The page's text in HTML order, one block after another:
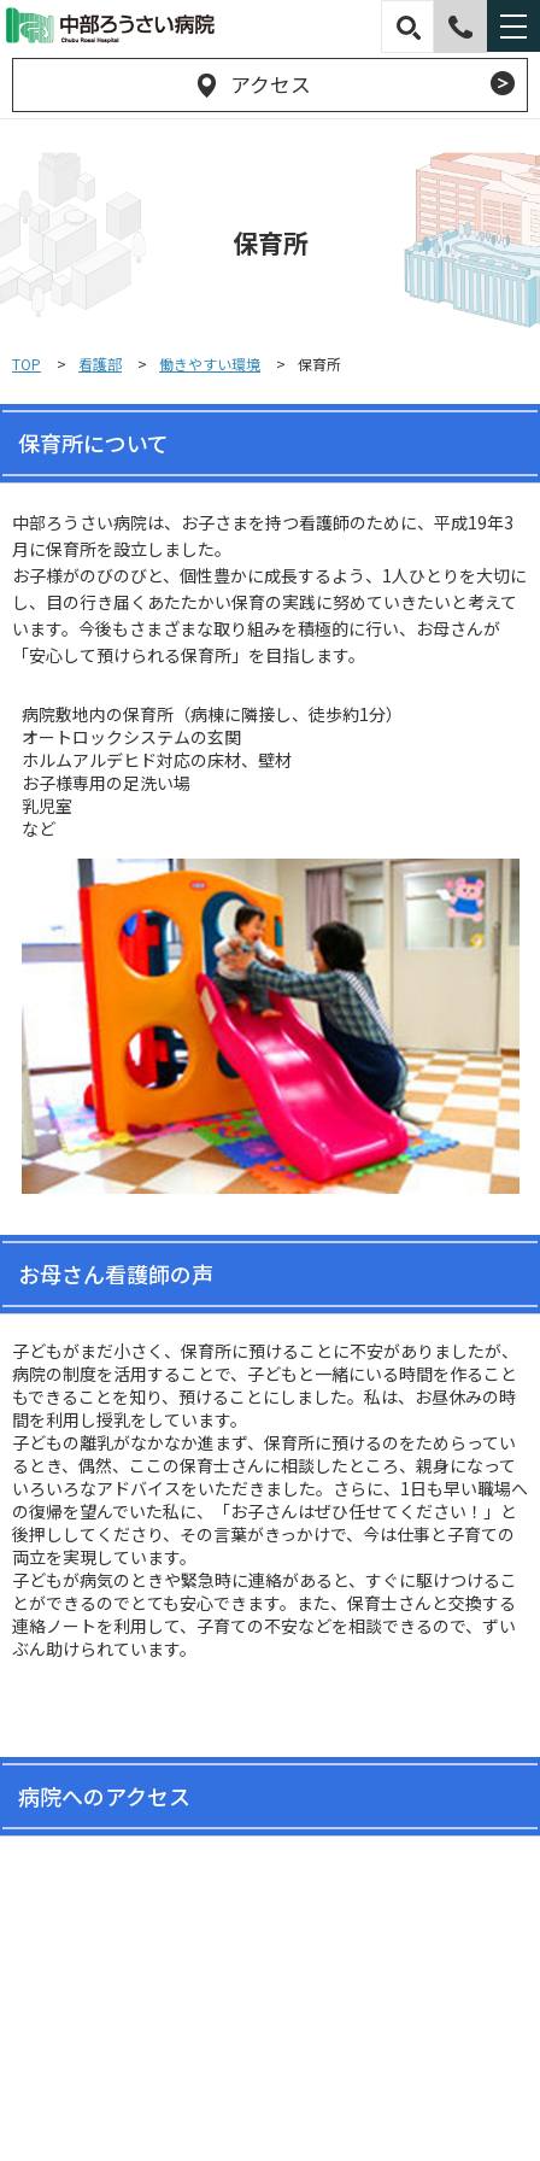
アクセス
保育所
TOP 看護部 働きやすい環境 保育所
保育所について
中部ろうさい病院は、お子さまを持つ看護師のために、平成19年3
月に保育所を設立しました。
お子様がのびのびと、個性豊かに成長するよう、1人ひとりを大切に
し、目の行き届くあたたかい保育の実践に努めていきたいと考えて
います。今後もさまざまな取り組みを積極的に行い、お母さんが
「安心して預けられる保育所」を目指します。
病院敷地内の保育所（病棟に隣接し、徒歩約1分）
オートロックシステムの玄関
ホルムアルデヒド対応の床材、壁材
お子様専用の足洗い場
乳児室
など
お母さん看護師の声
子どもがまだ小さく、保育所に預けることに不安がありましたが、
病院の制度を活用することで、子どもと一緒にいる時間を作ること
もできることを知り、預けることにしました。私は、お昼休みの時
間を利用し授乳をしています。
子どもの離乳がなかなか進まず、保育所に預けるのをためらってい
るとき、偶然、ここの保育士さんに相談したところ、親身になって
いろいろなアドバイスをいただきました。さらに、1日も早い職場へ
の復帰を望んでいた私に、「お子さんはぜひ任せてください！」と
後押ししてくださり、その言葉がきっかけで、今は仕事と子育ての
両立を実現しています。
子どもが病気のときや緊急時に連絡があると、すぐに駆けつけるこ
とができるのでとても安心できます。また、保育士さんと交換する
連絡ノートを利用して、子育ての不安などを相談できるので、ずい
ぶん助けられています。
病院へのアクセス